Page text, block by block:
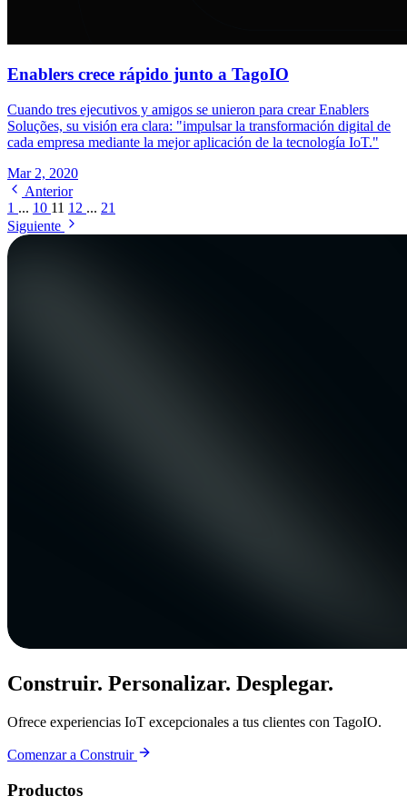
Enablers crece rápido junto a TagoIO
Cuando tres ejecutivos y amigos se unieron para crear Enablers
Soluções, su visión era clara: "impulsar la transformación digital de
cada empresa mediante la mejor aplicación de la tecnología IoT."
Mar 2, 2020
Anterior
1 ... 10 11 12 ... 21
Siguiente
Construir. Personalizar. Desplegar.
Ofrece experiencias IoT excepcionales a tus clientes con TagoIO.
Comenzar a Construir
Productos